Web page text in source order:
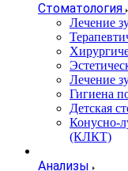
Стоматология
Лечение
Лечение
Гигиена
Детская
Конусно-
(КЛКТ)
Анализы